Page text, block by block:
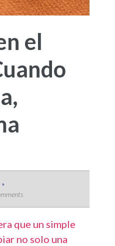
el
que un simple
no solo una